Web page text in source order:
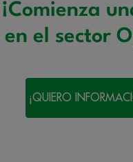
¡Comienza
en el sector
¡QUIERO